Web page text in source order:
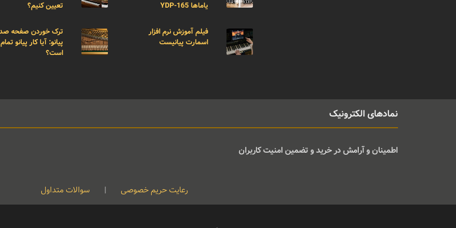
یاماها YDP-165
فیلم آموزش نرم افزار
اسمارت پیانیست
تعیین کنیم؟
ترک خوردن صفحه
پیانو: آیا کار پیانو تمام
است؟
نمادهای الکترونیک
اطمینان و آرامش در خرید و تضمین امنیت کاربران
رعایت حریم خصوصی | سوالات متداول